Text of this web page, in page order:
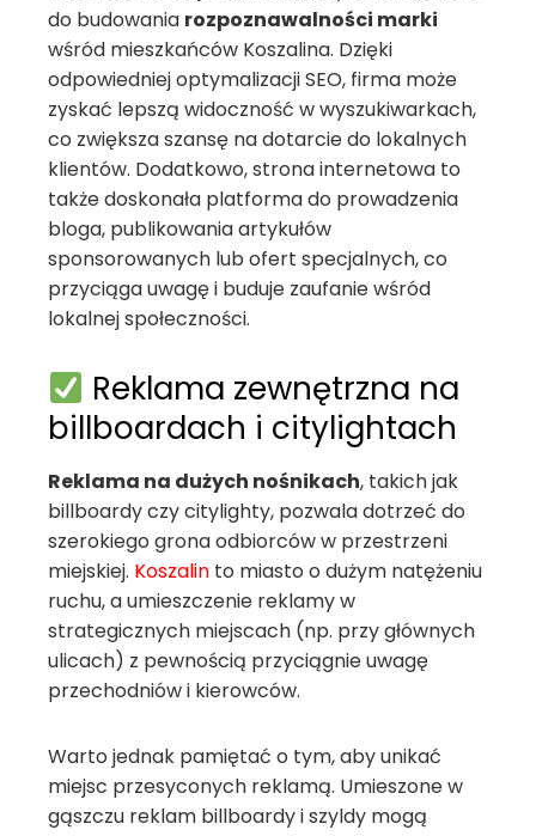
do budowania rozpoznawalności marki
wśród mieszkańców Koszalina. Dzięki
odpowiedniej optymalizacji SEO, firma może
zyskać lepszą widoczność w wyszukiwarkach,
co zwiększa szansę na dotarcie do lokalnych
klientów. Dodatkowo, strona internetowa to
także doskonała platforma do prowadzenia
bloga, publikowania artykułów
sponsorowanych lub ofert specjalnych, co
przyciąga uwagę i buduje zaufanie wśród
lokalnej społeczności.
Reklama zewnętrzna na
billboardach i citylightach
Reklama na dużych nośnikach, takich jak
billboardy czy citylighty, pozwala dotrzeć do
szerokiego grona odbiorców w przestrzeni
miejskiej. Koszalin to miasto o dużym natężeniu
ruchu, a umieszczenie reklamy w
strategicznych miejscach (np. przy głównych
ulicach) z pewnością przyciągnie uwagę
przechodniów i kierowców.
Warto jednak pamiętać o tym, aby unikać
miejsc przesyconych reklamą. Umieszone w
gąszczu reklam billboardy i szyldy mogą